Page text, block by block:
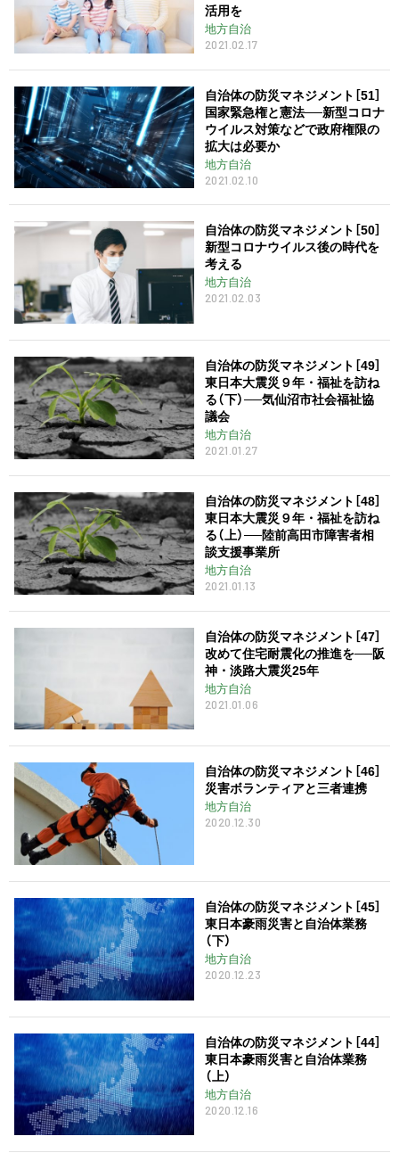
活用を
地方自治
2021.02.17
自治体の防災マネジメント［51］
国家緊急権と憲法──新型コロナ
ウイルス対策などで政府権限の
拡大は必要か
地方自治
2021.02.10
自治体の防災マネジメント［50］
新型コロナウイルス後の時代を
考える
地方自治
2021.02.03
自治体の防災マネジメント［49］
東日本大震災９年・福祉を訪ね
る（下）──気仙沼市社会福祉協
議会
地方自治
2021.01.27
自治体の防災マネジメント［48］
東日本大震災９年・福祉を訪ね
る（上）──陸前高田市障害者相
談支援事業所
地方自治
2021.01.13
自治体の防災マネジメント［47］
改めて住宅耐震化の推進を──阪
神・淡路大震災25年
地方自治
2021.01.06
自治体の防災マネジメント［46］
災害ボランティアと三者連携
地方自治
2020.12.30
自治体の防災マネジメント［45］
東日本豪雨災害と自治体業務
（下）
地方自治
2020.12.23
自治体の防災マネジメント［44］
東日本豪雨災害と自治体業務
（上）
地方自治
2020.12.16